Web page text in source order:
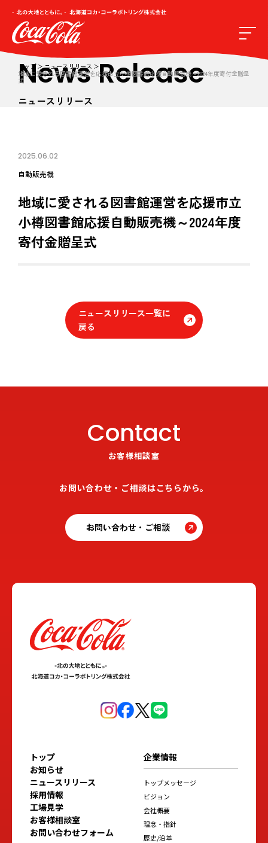
トップ
ニュースリリース
地域に愛される図書館運営を応援市立小樽図書館応援自動販売機～2024年度寄付金贈呈
式
News Release
ニュースリリース
2025.06.02
自動販売機
地域に愛される図書館運営を応援市立
小樽図書館応援自動販売機～2024年度
寄付金贈呈式
ニュースリリース一覧に
戻る
Contact
お客様相談室
お問い合わせ・ご相談はこちらから。
お問い合わせ・ご相談
トップ
お知らせ
ニュースリリース
採用情報
工場見学
お客様相談室
お問い合わせフォーム
企業情報
トップメッセージ
ビジョン
会社概要
理念・指針
歴史/沿革